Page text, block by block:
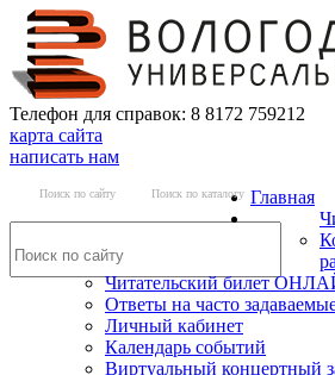
Телефон для справок: 8 8172 759212
карта сайта
написать нам
Поиск по сайту Поиск по каталогу Главная
Читательский билет
Ответы на часто
Личный кабинет
Календарь событий
Виртуальный концертный